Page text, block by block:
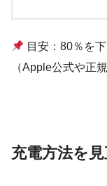
目安：80％を
（Apple公式や正
充電方法を